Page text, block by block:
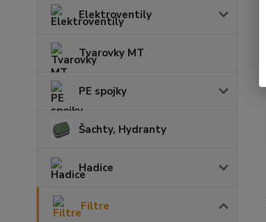
Elektroventily
Tvarovky MT
PE spojky
Šachty, Hydranty
Hadice
Filtre